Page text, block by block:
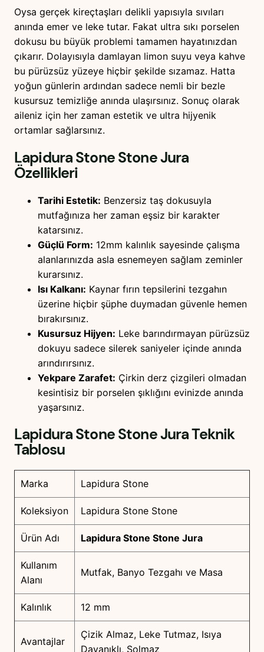
a
h
ı
a
d
e
t
Oysa gerçek kireçtaşları delikli yapısıyla sıvıları
anında emer ve leke tutar. Fakat ultra sıkı porselen
dokusu bu büyük problemi tamamen hayatınızdan
çıkarır. Dolayısıyla damlayan limon suyu veya kahve
bu pürüzsüz yüzeye hiçbir şekilde sızamaz. Hatta
yoğun günlerin ardından sadece nemli bir bezle
kusursuz temizliğe anında ulaşırsınız. Sonuç olarak
aileniz için her zaman estetik ve ultra hijyenik
ortamlar sağlarsınız.
Lapidura Stone Stone Jura
Özellikleri
Tarihi Estetik: Benzersiz taş dokusuyla
mutfağınıza her zaman eşsiz bir karakter
katarsınız.
Güçlü Form: 12mm kalınlık sayesinde çalışma
alanlarınızda asla esnemeyen sağlam zeminler
kurarsınız.
Isı Kalkanı: Kaynar fırın tepsilerini tezgahın
üzerine hiçbir şüphe duymadan güvenle hemen
bırakırsınız.
Kusursuz Hijyen: Leke barındırmayan pürüzsüz
dokuyu sadece silerek saniyeler içinde anında
arındırırsınız.
Yekpare Zarafet: Çirkin derz çizgileri olmadan
kesintisiz bir porselen şıklığını evinizde anında
yaşarsınız.
Lapidura Stone Stone JuraTeknik
Tablosu
Marka Lapidura Stone
Koleksiyon Lapidura Stone Stone
Ürün Adı Lapidura Stone Stone Jura
Kullanım
Alanı
Mutfak, Banyo Tezgahı ve Masa
Kalınlık 12 mm
Avantajlar
Çizik Almaz, Leke Tutmaz, Isıya
Dayanıklı, Solmaz